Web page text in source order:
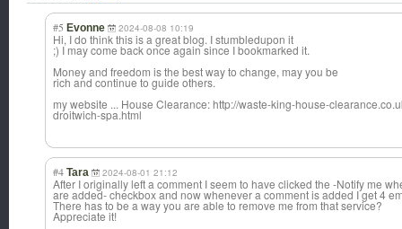
#5 Evonne 2024-08-08 10:19
Hi, I do think this is a great blog. I stumbledupon it
;) I may come back once again since I bookmarked it.
Money and freedom is the best way to change, may you be
rich and continue to guide others.
my website ... House Clearance: http://waste-king-house-
droitwich-spa.html
#4 Tara 2024-08-01 21:12
After I originally left a comment I seem to have clicked the -Notify me
are added- checkbox and now whenever a comment is added I get 4
There has to be a way you are able to remove me from that service?
Appreciate it!